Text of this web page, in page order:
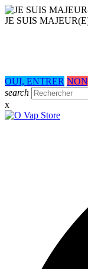
JE SUIS
OUI, ENTRER
search
x